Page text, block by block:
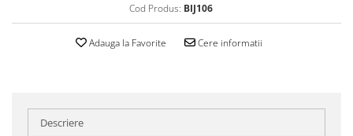
Cod Produs: BIJ106
Adauga la Favorite Cere informatii
Descriere